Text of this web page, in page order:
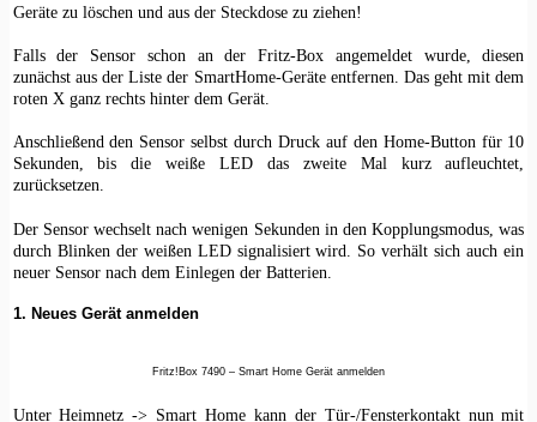
Geräte zu löschen und aus der Steckdose zu ziehen!
Falls der Sensor schon an der Fritz-Box angemeldet wurde, diesen
zunächst aus der Liste der SmartHome-Geräte entfernen. Das geht mit dem
roten X ganz rechts hinter dem Gerät.
Anschließend den Sensor selbst durch Druck auf den Home-Button für 10
Sekunden, bis die weiße LED das zweite Mal kurz aufleuchtet,
zurücksetzen.
Der Sensor wechselt nach wenigen Sekunden in den Kopplungsmodus, was
durch Blinken der weißen LED signalisiert wird. So verhält sich auch ein
neuer Sensor nach dem Einlegen der Batterien.
1. Neues Gerät anmelden
Fritz!Box 7490 – Smart Home Gerät anmelden
Unter Heimnetz -> Smart Home kann der Tür-/Fensterkontakt nun mit